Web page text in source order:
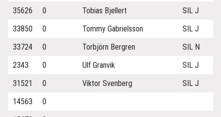
35626
0 Tobias Bjellert
SIL J
33850
0 Tommy Gabrielsson
SIL J
33724
0 Torbjörn Bergren
SIL N
2343
0 Ulf Granvik
SIL J
31521
0 Viktor Svenberg
SIL J
14563
0